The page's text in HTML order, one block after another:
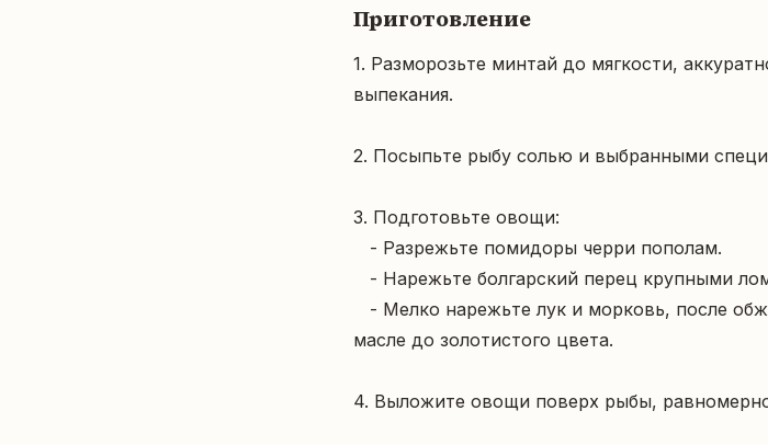
Приготовление
1. Разморозьте минтай до мягкости,
выпекания.
2. Посыпьте рыбу солью и выбранными
3. Подготовьте овощи:
масле до золотистого цвета.
4. Выложите овощи поверх рыбы,